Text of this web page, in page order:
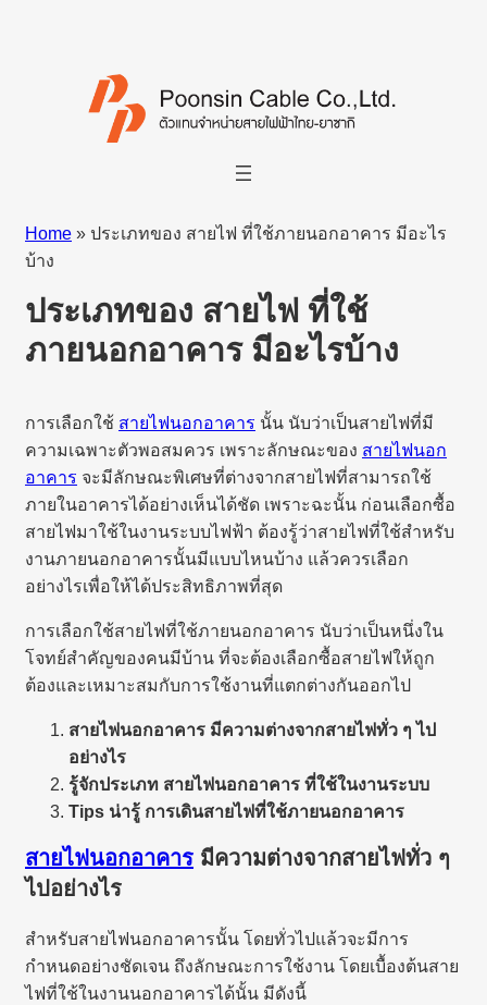
Home » ประเภทของ สายไฟ ที่ใช้ภายนอกอาคาร มีอะไร
บ้าง
ประเภทของ สายไฟ ที่ใช้
ภายนอกอาคาร มีอะไรบ้าง
การเลือกใช้ สายไฟนอกอาคาร นั้น นับว่าเป็นสายไฟที่มี
ความเฉพาะตัวพอสมควร เพราะลักษณะของ สายไฟนอก
อาคาร จะมีลักษณะพิเศษที่ต่างจากสายไฟที่สามารถใช้
ภายในอาคารได้อย่างเห็นได้ชัด เพราะฉะนั้น ก่อนเลือกซื้อ
สายไฟมาใช้ในงานระบบไฟฟ้า ต้องรู้ว่าสายไฟที่ใช้สำหรับ
งานภายนอกอาคารนั้นมีแบบไหนบ้าง แล้วควรเลือก
อย่างไรเพื่อให้ได้ประสิทธิภาพที่สุด
การเลือกใช้สายไฟที่ใช้ภายนอกอาคาร นับว่าเป็นหนึ่งใน
โจทย์สำคัญของคนมีบ้าน ที่จะต้องเลือกซื้อสายไฟให้ถูก
ต้องและเหมาะสมกับการใช้งานที่แตกต่างกันออกไป
สายไฟนอกอาคาร มีความต่างจากสายไฟทั่ว ๆ ไป
อย่างไร
รู้จักประเภท สายไฟนอกอาคาร ที่ใช้ในงานระบบ
Tips น่ารู้ การเดินสายไฟที่ใช้ภายนอกอาคาร
สายไฟนอกอาคาร มีความต่างจากสายไฟทั่ว ๆ
ไปอย่างไร
สำหรับสายไฟนอกอาคารนั้น โดยทั่วไปแล้วจะมีการ
กำหนดอย่างชัดเจน ถึงลักษณะการใช้งาน โดยเบื้องต้นสาย
ไฟที่ใช้ในงานนอกอาคารได้นั้น มีดังนี้